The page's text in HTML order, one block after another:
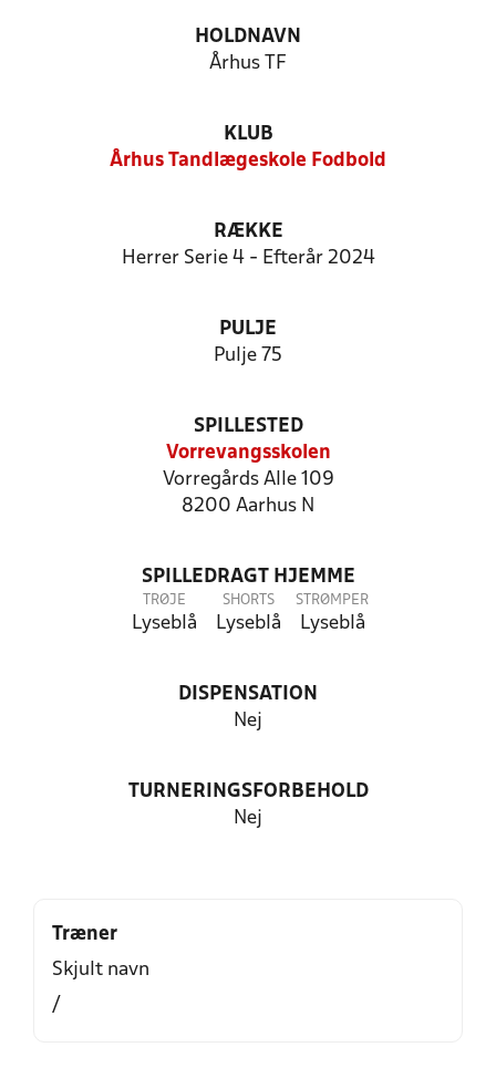
HOLDNAVN
Århus TF
KLUB
Århus Tandlægeskole Fodbold
RÆKKE
Herrer Serie 4 - Efterår 2024
PULJE
Pulje 75
SPILLESTED
Vorrevangsskolen
Vorregårds Alle 109
8200 Aarhus N
SPILLEDRAGT HJEMME
TRØJE
Lyseblå
SHORTS
Lyseblå
STRØMPER
Lyseblå
DISPENSATION
Nej
TURNERINGSFORBEHOLD
Nej
Træner
Skjult navn
/